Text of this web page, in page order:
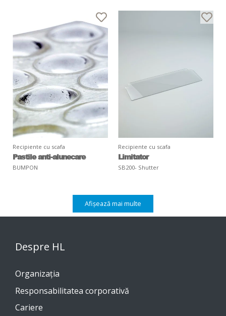
Recipiente cu scafa
Pastile anti-alunecare
BUMPON
Recipiente cu scafa
Limitator
SB200- Shutter
Afișează mai multe
Despre HL
Organizația
Responsabilitatea corporativă
Cariere